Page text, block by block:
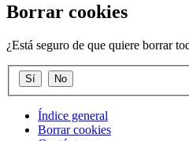
Borrar cookies
¿Está seguro de que quiere borrar
Índice general
Borrar cookies